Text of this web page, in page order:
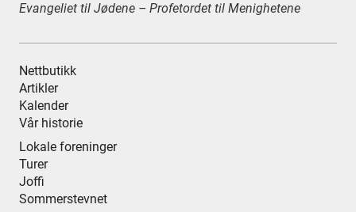
Evangeliet til Jødene – Profetordet til Menighetene
Nettbutikk
Artikler
Kalender
Vår historie
Lokale foreninger
Turer
Joffi
Sommerstevnet